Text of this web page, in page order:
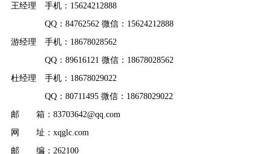
王经理 手机：15624212888
QQ：84762562 微信：15624212888
游经理 手机：18678028562
QQ：89616121 微信：18678028562
杜经理 手机：18678029022
QQ：80711495 微信：18678029022
邮 箱：83703642@qq.com
网 址：xqglc.com
邮 编：262100